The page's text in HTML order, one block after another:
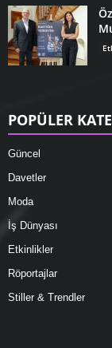
POPÜLER
Güncel
Davetler
Moda
İş Dünyası
Etkinlikler
Röportajlar
Stiller & Trendler